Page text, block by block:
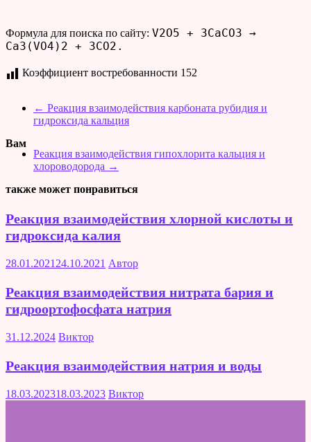
Формула для поиска по сайту: V2O5 + 3CaCO3 →
Ca3(VO4)2 + 3CO2.
Коэффициент востребованности 152
← Реакция взаимодействия карбоната рубидия и
гидроксида кальция
Реакция взаимодействия гипохлорита кальция и
хлороводорода →
Вам
также может понравиться
Реакция взаимодействия хлорной кислоты и
гидроксида калия
28.01.2021 24.10.2021 Автор
Реакция взаимодействия нитрата бария и
гидроортофосфата натрия
31.12.2024 Виктор
Реакция взаимодействия натрия и воды
18.03.202318.03.2023 Виктор